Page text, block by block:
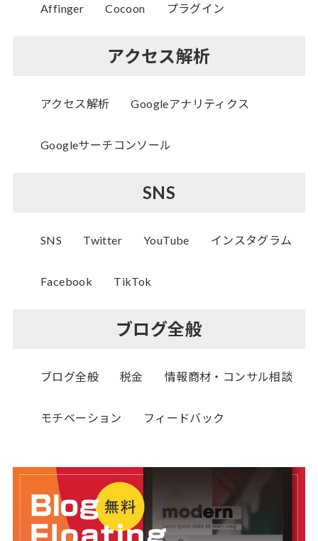
Affinger Cocoon プラグイン
アクセス解析
アクセス解析 Googleアナリティクス
Googleサーチコンソール
SNS
SNS Twitter YouTube インスタグラム
Facebook TikTok
ブログ全般
ブログ全般 税金 情報商材・コンサル相談
モチベーション フィードバック